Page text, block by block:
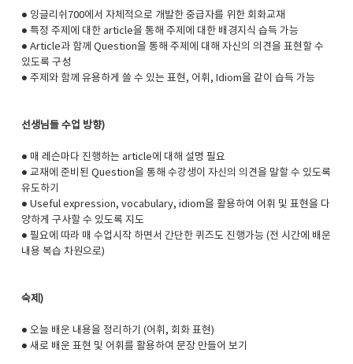
● 잉글리쉬700에서 자체적으로 개발한 중급자를 위한 회화교재
● 특정 주제에 대한 article을 통해 주제에 대한 배경지식 습득 가능
● Article과 함께 Question을 통해 주제에 대해 자신의 의견을 표현할 수
있도록 구성
● 주제와 함께 유용하게 쓸 수 있는 표현, 어휘, Idiom을 같이 습득 가능
선생님들 수업 방향)
● 매 레슨마다 진행하는 article에 대해 설명 필요
● 교재에 준비된 Question을 통해 수강생이 자신의 의견을 말할 수 있도록
유도하기
● Useful expression, vocabulary, idiom을 활용하여 어휘 및 표현을 다
양하게 구사할 수 있도록 지도
● 필요에 따라 매 수업시작 하면서 간단한 퀴즈도 진행가능 (전 시간에 배운
내용 복습 차원으로)
숙제)
● 오늘 배운 내용을 정리하기 (어휘, 회화 표현)
● 새로 배운 표현 및 어휘를 활용하여 문장 만들어 보기